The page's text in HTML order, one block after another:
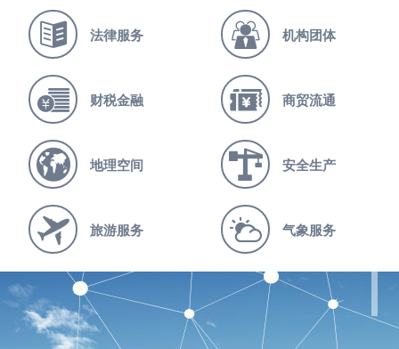
法律服务 机构团体
财税金融 商贸流通
地理空间 安全生产
旅游服务 气象服务